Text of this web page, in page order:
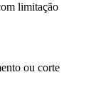
limitação
ou corte